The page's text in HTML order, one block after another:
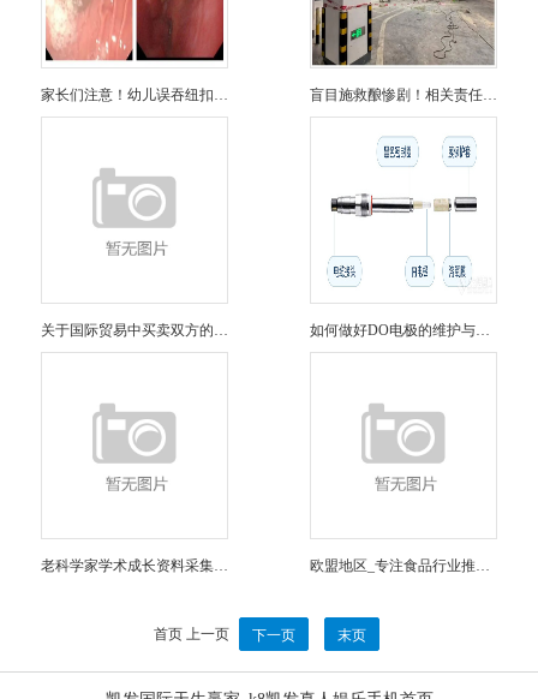
首页 上一页 下一页 末页